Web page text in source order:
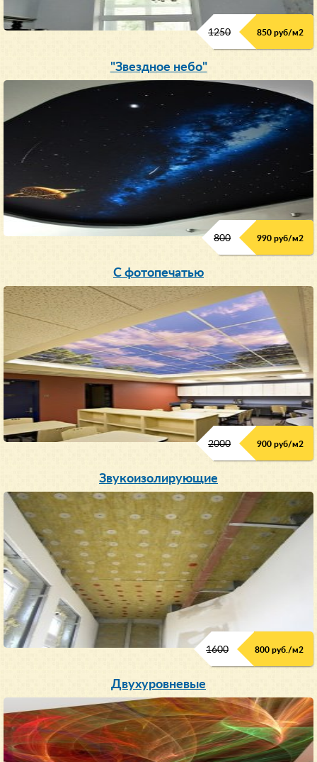
1250 850 руб/м2
"Звездное небо"
800 990 руб/м2
С фотопечатью
2000 900 руб/м2
Звукоизолирующие
1600 800 руб./м2
Двухуровневые